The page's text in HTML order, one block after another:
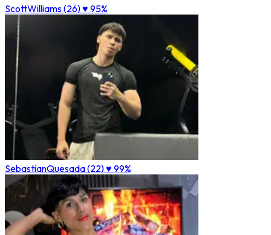
ScottWilliams (26)♥ 95%
SebastianQuesada (22)♥ 99%